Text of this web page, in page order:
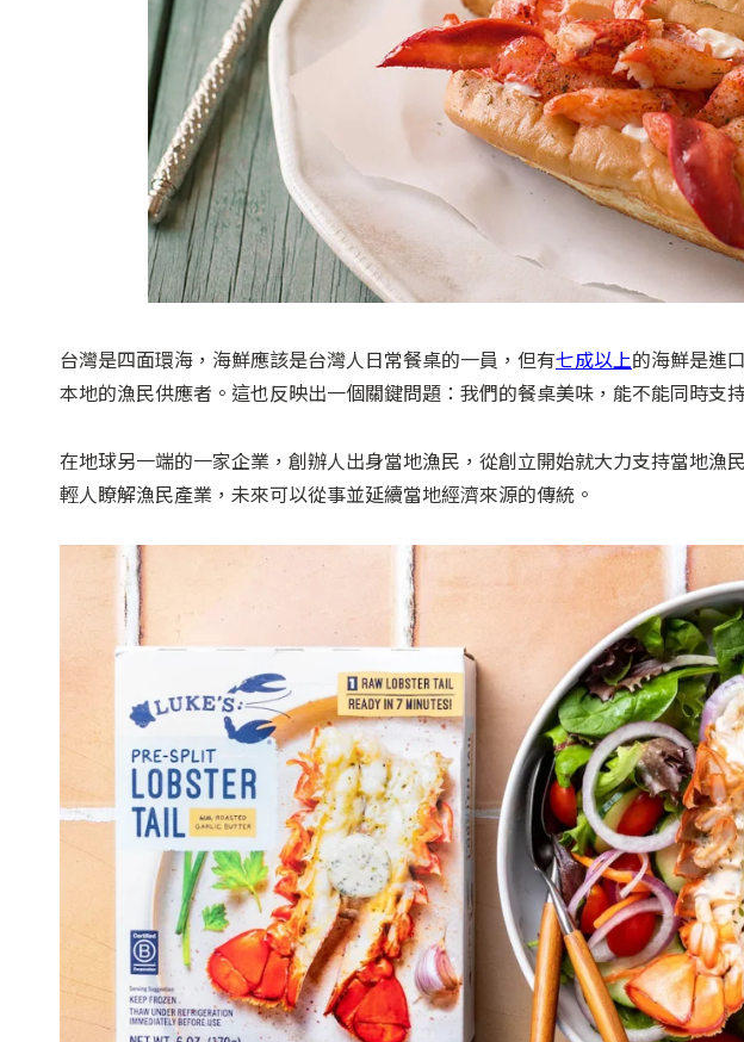
台灣是四面環海，海鮮應該是台灣人日常餐桌的一員，但有七成以上的海鮮是進
本地的漁民供應者。這也反映出一個關鍵問題：我們的餐桌美味，能不能同時支
在地球另一端的一家企業，創辦人出身當地漁民，從創立開始就大力支持當地漁
輕人瞭解漁民產業，未來可以從事並延續當地經濟來源的傳統。